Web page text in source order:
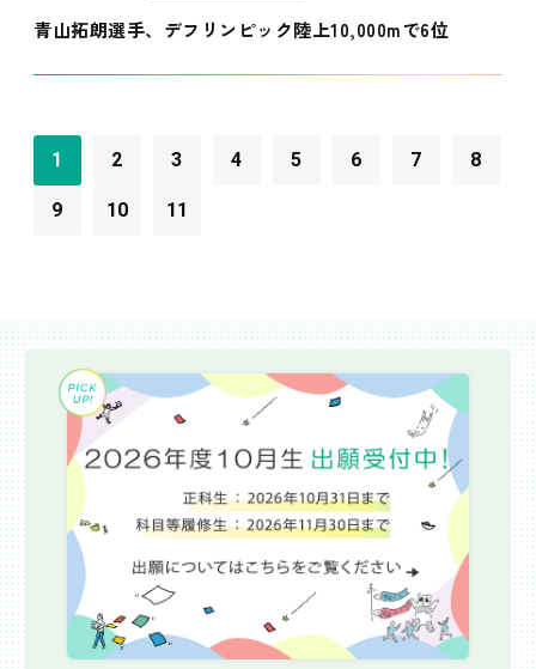
青山拓朗選手、デフリンピック陸上10,000mで6位
1 2 3 4 5 6 7 8
9 10 11